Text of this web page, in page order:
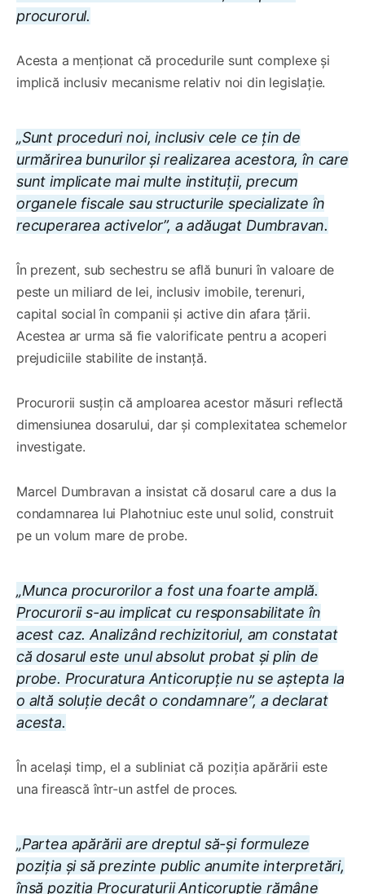
procurorul.
Acesta a menționat că procedurile sunt complexe și
implică inclusiv mecanisme relativ noi din legislație.
„Sunt proceduri noi, inclusiv cele ce țin de
urmărirea bunurilor și realizarea acestora, în care
sunt implicate mai multe instituții, precum
organele fiscale sau structurile specializate în
recuperarea activelor”, a adăugat Dumbravan.
În prezent, sub sechestru se află bunuri în valoare de
peste un miliard de lei, inclusiv imobile, terenuri,
capital social în companii și active din afara țării.
Acestea ar urma să fie valorificate pentru a acoperi
prejudiciile stabilite de instanță.
Procurorii susțin că amploarea acestor măsuri reflectă
dimensiunea dosarului, dar și complexitatea schemelor
investigate.
Marcel Dumbravan a insistat că dosarul care a dus la
condamnarea lui Plahotniuc este unul solid, construit
pe un volum mare de probe.
„Munca procurorilor a fost una foarte amplă.
Procurorii s-au implicat cu responsabilitate în
acest caz. Analizând rechizitoriul, am constatat
că dosarul este unul absolut probat și plin de
probe. Procuratura Anticorupție nu se aștepta la
o altă soluție decât o condamnare”, a declarat
acesta.
În același timp, el a subliniat că poziția apărării este
una firească într-un astfel de proces.
„Partea apărării are dreptul să-și formuleze
poziția și să prezinte public anumite interpretări,
însă poziția Procuraturii Anticorupție rămâne